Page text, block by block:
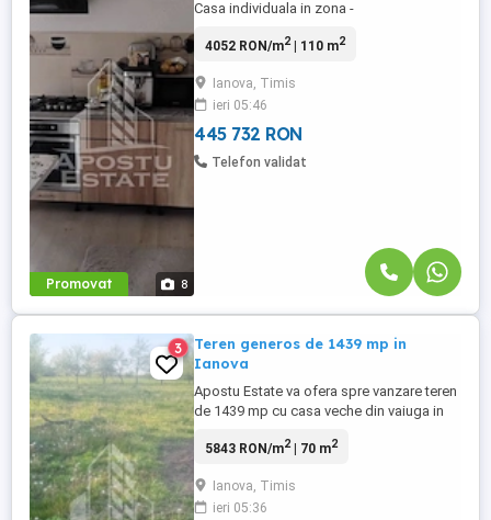
Promovat 8
Casa individuala in zona -
veche din vaiuga izolatie
PVCacoperis nougar nou in curs de
finisare.Deschidere de 15 ml.
Compartimentare;hol lung4 camere 1
Suprafata ...
4052 RON/m2| 110 m2
Ianova, Timis
ieri 05:46
445 732 RON
Telefon validat
3
Teren generos de 1439 mp in
Ianova
Apostu Estate va ofera spre vanzare teren
de 1439 mp cu casa veche din vaiuga in
,fiind o constructie veche din vaiuga
poarta,curent. Zona buna,pozitie
excelenta,in vatra satului Ianova . Situat in
5843 RON/m2| 70 m2
Ianova, Timis
ieri 05:36